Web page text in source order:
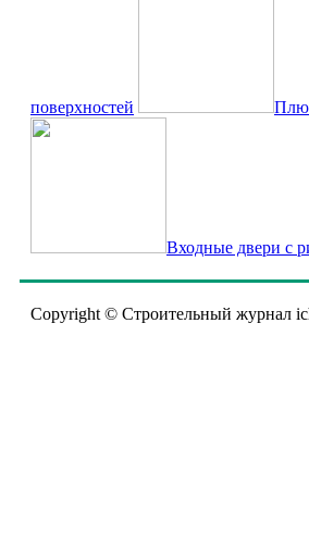
поверхностей
Входные двери с
Copyright © Строительный журнал